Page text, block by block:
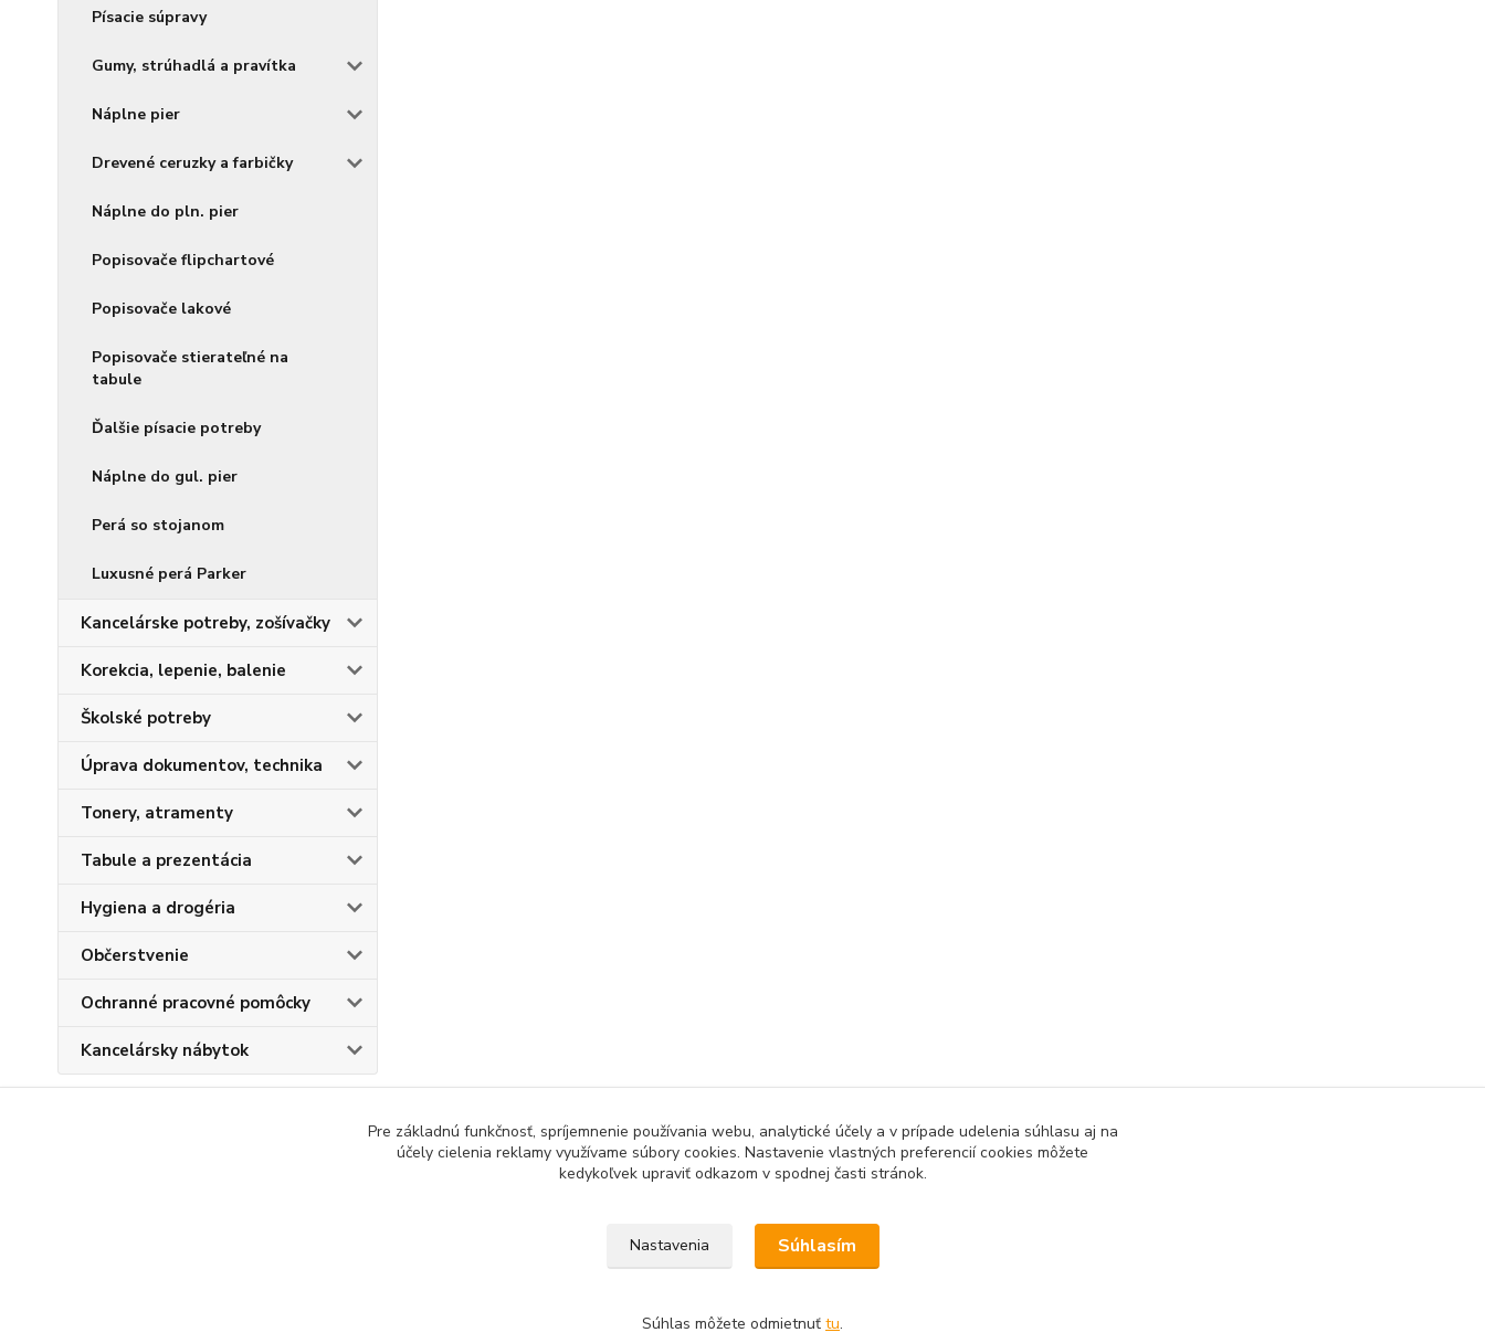
Písacie súpravy
Gumy, strúhadlá a pravítka
Náplne pier
Drevené ceruzky a farbičky
Náplne do pln. pier
Popisovače flipchartové
Popisovače lakové
Popisovače stierateľné na
tabule
Ďalšie písacie potreby
Náplne do gul. pier
Perá so stojanom
Luxusné perá Parker
Kancelárske potreby, zošívačky
Korekcia, lepenie, balenie
Školské potreby
Úprava dokumentov, technika
Tonery, atramenty
Tabule a prezentácia
Hygiena a drogéria
Občerstvenie
Ochranné pracovné pomôcky
Kancelársky nábytok
Upravit sběr cookies.
Pre základnú funkčnosť, spríjemnenie používania webu, analytické účely a v prípade udelenia súhlasu aj na
účely cielenia reklamy využívame súbory cookies. Nastavenie vlastných preferencií cookies môžete
kedykoľvek upraviť odkazom v spodnej časti stránok.
Nastavenia Súhlasím
Súhlas môžete odmietnuť tu.